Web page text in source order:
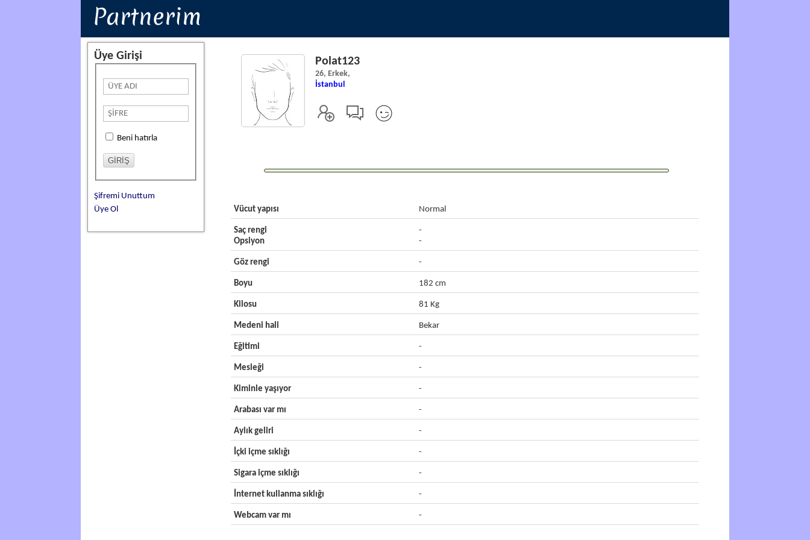
Partnerim
Üye Girişi
Beni hatırla
Şifremi Unuttum
Üye Ol
Polat123
26, Erkek,
İstanbul
Vücut yapısı Normal
Saç rengi
Opsiyon
-
-
Göz rengi -
Boyu 182 cm
Kilosu 81 Kg
Medeni hali Bekar
Eğitimi -
Mesleği -
Kiminle yaşıyor -
Arabası var mı -
Aylık geliri -
İçki içme sıklığı -
Sigara içme sıklığı -
İnternet kullanma sıklığı -
Webcam var mı -